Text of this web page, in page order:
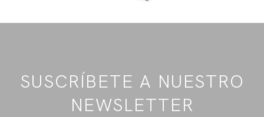
SUSCRÍBETE A NUESTRO
NEWSLETTER